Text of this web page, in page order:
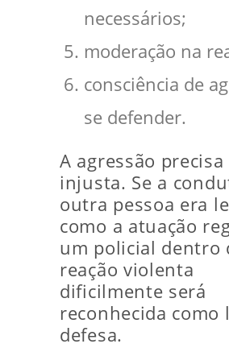
necessários;
moderação na
consciência de
se defender.
A agressão
injusta. Se a
outra pessoa era
como a atuação
um policial dentro
reação violenta
dificilmente será
reconhecida como
defesa.